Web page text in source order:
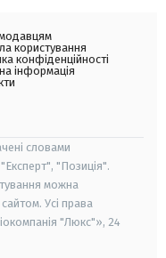
користування
конфіденційності
інформація
словами
"Позиція".
можна
Усі права
"Люкс"», 24